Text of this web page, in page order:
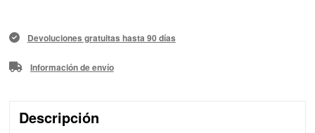
Devoluciones gratuitas hasta 90 días
Información de envío
Descripción